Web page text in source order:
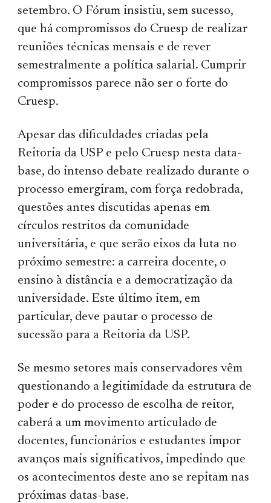
setembro. O Fórum insistiu, sem sucesso,
que há compromissos do Cruesp de realizar
reuniões técnicas mensais e de rever
semestralmente a política salarial. Cumprir
compromissos parece não ser o forte do
Cruesp.
Apesar das dificuldades criadas pela
Reitoria da USP e pelo Cruesp nesta data-
base, do intenso debate realizado durante o
processo emergiram, com força redobrada,
questões antes discutidas apenas em
círculos restritos da comunidade
universitária, e que serão eixos da luta no
próximo semestre: a carreira docente, o
ensino à distância e a democratização da
universidade. Este último item, em
particular, deve pautar o processo de
sucessão para a Reitoria da USP.
Se mesmo setores mais conservadores vêm
questionando a legitimidade da estrutura de
poder e do processo de escolha de reitor,
caberá a um movimento articulado de
docentes, funcionários e estudantes impor
avanços mais significativos, impedindo que
os acontecimentos deste ano se repitam nas
próximas datas-base.